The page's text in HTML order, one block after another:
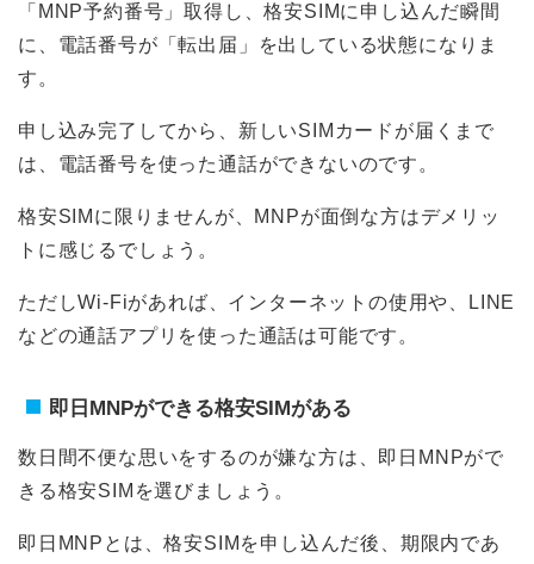
「MNP予約番号」取得し、格安SIMに申し込んだ瞬間
に、電話番号が「転出届」を出している状態になりま
す。
申し込み完了してから、新しいSIMカードが届くまで
は、電話番号を使った通話ができないのです。
格安SIMに限りませんが、MNPが面倒な方はデメリッ
トに感じるでしょう。
ただしWi-Fiがあれば、インターネットの使用や、LINE
などの通話アプリを使った通話は可能です。
即日MNPができる格安SIMがある
数日間不便な思いをするのが嫌な方は、即日MNPがで
きる格安SIMを選びましょう。
即日MNPとは、格安SIMを申し込んだ後、期限内であ